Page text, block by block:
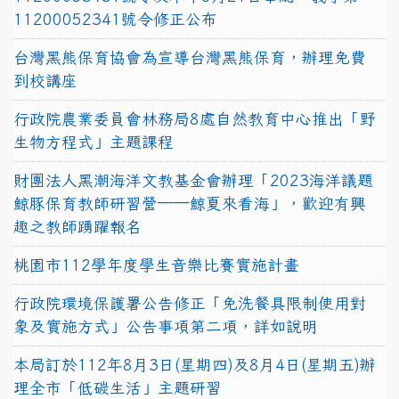
11200052341號令修正公布
台灣黑熊保育協會為宣導台灣黑熊保育，辦理免費
到校講座
行政院農業委員會林務局8處自然教育中心推出「野
生物方程式」主題課程
財團法人黑潮海洋文教基金會辦理「2023海洋議題
鯨豚保育教師研習營──鯨夏來看海」，歡迎有興
趣之教師踴躍報名
桃園市112學年度學生音樂比賽實施計畫
行政院環境保護署公告修正「免洗餐具限制使用對
象及實施方式」公告事項第二項，詳如說明
本局訂於112年8月3日(星期四)及8月4日(星期五)辦
理全市「低碳生活」主題研習